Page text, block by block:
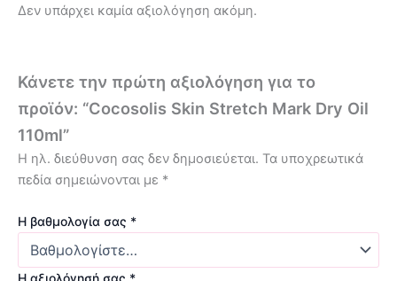
Δεν υπάρχει καμία αξιολόγηση ακόμη.
Κάνετε την πρώτη αξιολόγηση για το
προϊόν: “Cocosolis Skin Stretch Mark Dry Oil
110ml”
Η ηλ. διεύθυνση σας δεν δημοσιεύεται. Τα υποχρεωτικά
πεδία σημειώνονται με *
Η βαθμολογία σας *